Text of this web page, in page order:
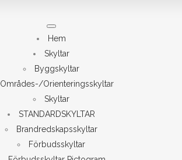
Meny
Hem
Skyltar
Byggskyltar
Områdes-/Orienteringsskyltar
Skyltar
STANDARDSKYLTAR
Brandredskapsskyltar
Förbudsskyltar